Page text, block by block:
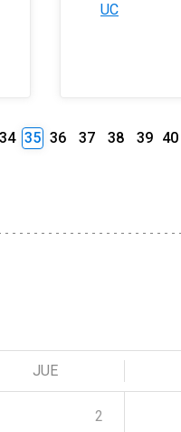
UC
34 35 36 37 38 39 40
JUE
2